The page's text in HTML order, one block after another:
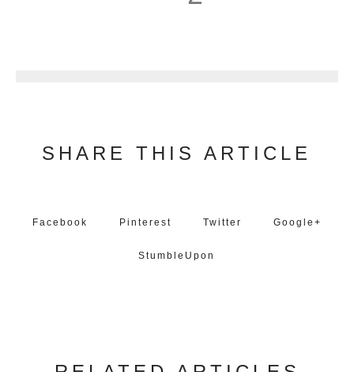
SHARE THIS ARTICLE
Facebook Pinterest Twitter Google+
StumbleUpon